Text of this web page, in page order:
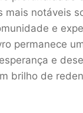
mais notáveis
e
permanece
e
brilho de